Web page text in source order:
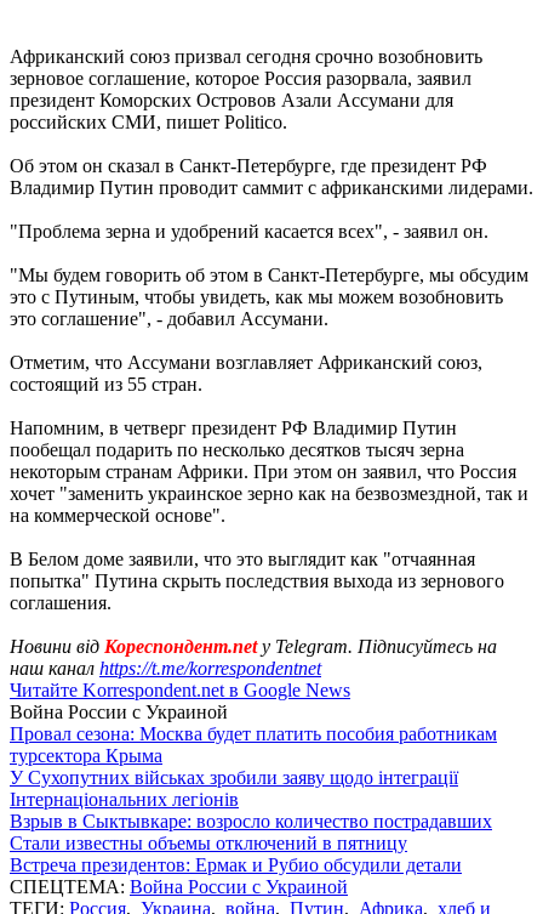
Африканский союз призвал сегодня срочно возобновить
зерновое соглашение, которое Россия разорвала, заявил
президент Коморских Островов Азали Ассумани для
российских СМИ, пишет Рolitico.
Об этом он сказал в Санкт-Петербурге, где президент РФ
Владимир Путин проводит саммит с африканскими лидерами.
"Проблема зерна и удобрений касается всех", - заявил он.
"Мы будем говорить об этом в Санкт-Петербурге, мы обсудим
это с Путиным, чтобы увидеть, как мы можем возобновить
это соглашение", - добавил Ассумани.
Отметим, что Ассумани возглавляет Африканский союз,
состоящий из 55 стран.
Напомним, в четверг президент РФ Владимир Путин
пообещал подарить по несколько десятков тысяч зерна
некоторым странам Африки. При этом он заявил, что Россия
хочет "заменить украинское зерно как на безвозмездной, так и
на коммерческой основе".
В Белом доме заявили, что это выглядит как "отчаянная
попытка" Путина скрыть последствия выхода из зернового
соглашения.
Новини від Кореспондент.netу Telegram. Підписуйтесь на
наш канал https://t.me/korrespondentnet
Читайте Korrespondent.net в Google News
Война России с Украиной
Провал сезона: Москва будет платить пособия работникам
турсектора Крыма
У Сухопутних військах зробили заяву щодо інтеграції
Інтернаціональних легіонів
Взрыв в Сыктывкаре: возросло количество пострадавших
Стали известны объемы отключений в пятницу
Встреча президентов: Ермак и Рубио обсудили детали
СПЕЦТЕМА: Война России с Украиной
ТЕГИ: Россия, Украина, война, Путин, Африка, хлеб и